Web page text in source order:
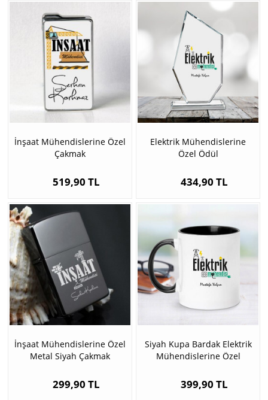
İnşaat Mühendislerine Özel
Çakmak
519,90 TL
Elektrik Mühendislerine
Özel Ödül
434,90 TL
İnşaat Mühendislerine Özel
Metal Siyah Çakmak
299,90 TL
Siyah Kupa Bardak Elektrik
Mühendislerine Özel
399,90 TL